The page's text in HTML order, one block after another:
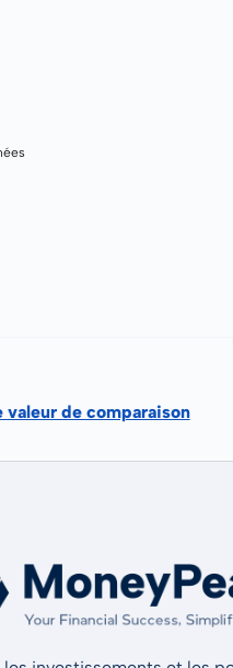
valeur de comparaison